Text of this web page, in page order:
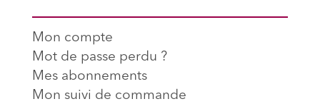
Mon compte
Mot de passe perdu ?
Mes abonnements
Mon suivi de commande